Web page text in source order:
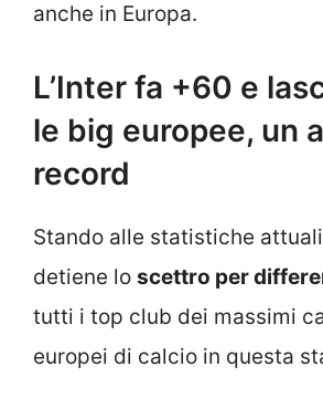
anche in Europa.
L’Inter fa +60 e
le big europee, un
record
Stando alle statistiche
detiene lo scettro per
tutti i top club dei massimi
europei di calcio in questa